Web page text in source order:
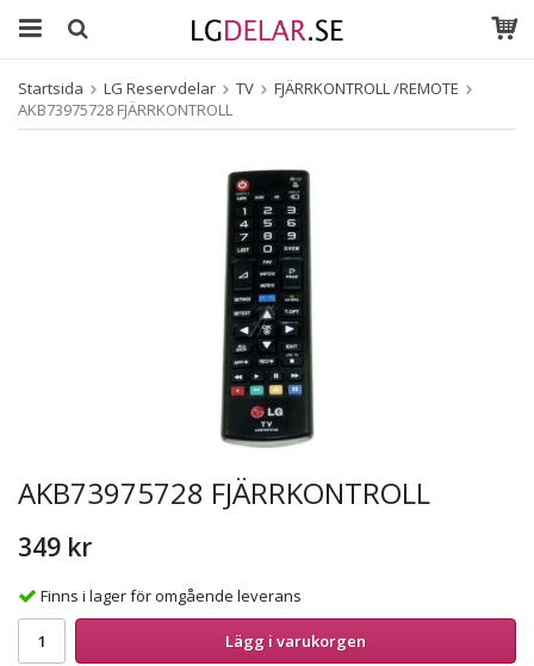
Startsida LG Reservdelar TV
FJÄRRKONTROLL /REMOTE
AKB73975728 FJÄRRKONTROLL
AKB73975728 FJÄRRKONTROLL
349 kr
Finns i lager för omgående leverans
Lägg i varukorgen